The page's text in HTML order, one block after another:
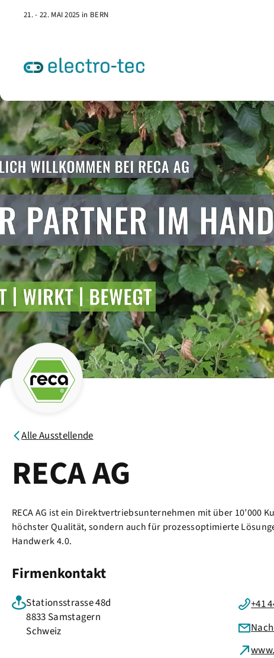
21. - 22. MAI 2025 in BERN
Alle Ausstellende
RECA AG
RECA AG ist ein Direktvertriebsunternehmen mit über 10’000
höchster Qualität, sondern auch für prozessoptimierte
Handwerk 4.0.
Firmenkontakt
Stationsstrasse 48d
8833 Samstagern
Schweiz
+41